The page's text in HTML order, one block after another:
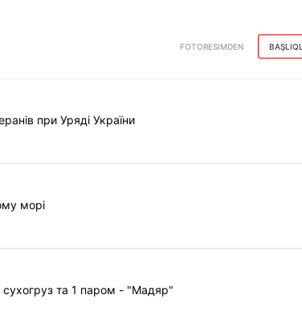
FOTORESIMDEN
при Уряді України
морі
сухогруз та 1 паром - "Мадяр"